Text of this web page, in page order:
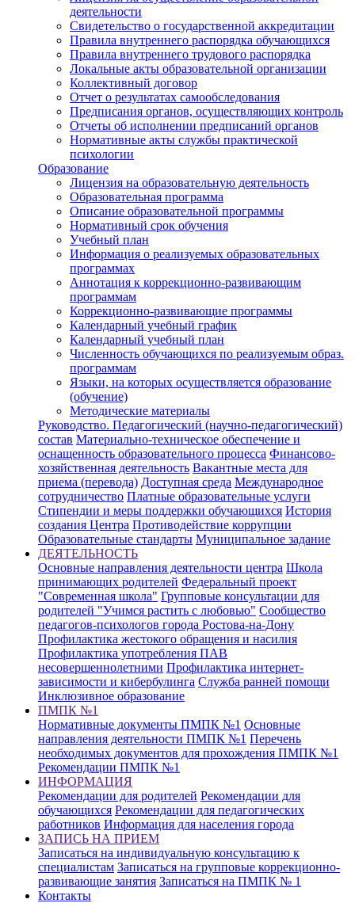
деятельности
Свидетельство о государственной аккредитации
Правила внутреннего распорядка обучающихся
Правила внутреннего трудового распорядка
Локальные акты образовательной организации
Коллективный договор
Отчет о результатах самообследования
Предписания органов, осуществляющих контроль
Отчеты об исполнении предписаний органов
Нормативные акты службы практической
психологии
Образование
Лицензия на образовательную деятельность
Образовательная программа
Описание образовательной программы
Нормативный срок обучения
Учебный план
Информация о реализуемых образовательных
программах
Аннотация к коррекционно-развивающим
программам
Коррекционно-развивающие программы
Календарный учебный график
Календарный учебный план
Численность обучающихся по реализуемым образ.
программам
Языки, на которых осуществляется образование
(обучение)
Методические материалы
Руководство. Педагогический (научно-педагогический)
состав Материально-техническое обеспечение и
оснащенность образовательного процесса Финансово-
хозяйственная деятельность Вакантные места для
приема (перевода) Доступная среда Международное
сотрудничество Платные образовательные услуги
Стипендии и меры поддержки обучающихся История
создания Центра Противодействие коррупции
Образовательные стандарты Муниципальное задание
ДЕЯТЕЛЬНОСТЬ
Основные направления деятельности центра Школа
принимающих родителей Федеральный проект
"Современная школа" Групповые консультации для
родителей "Учимся растить с любовью" Сообщество
педагогов-психологов города Ростова-на-Дону
Профилактика жестокого обращения и насилия
Профилактика употребления ПАВ
несовершеннолетними Профилактика интернет-
зависимости и кибербулинга Служба ранней помощи
Инклюзивное образование
ПМПК №1
Нормативные документы ПМПК №1 Основные
направления деятельности ПМПК №1 Перечень
необходимых документов для прохождения ПМПК №1
Рекомендации ПМПК №1
ИНФОРМАЦИЯ
Рекомендации для родителей Рекомендации для
обучающихся Рекомендации для педагогических
работников Информация для населения города
ЗАПИСЬ НА ПРИЕМ
Записаться на индивидуальную консультацию к
специалистам Записаться на групповые коррекционно-
развивающие занятия Записаться на ПМПК № 1
Контакты